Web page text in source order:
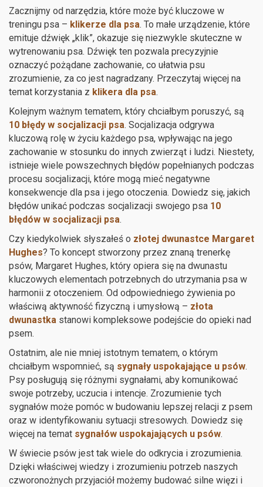
Zacznijmy od narzędzia, które może być kluczowe w
treningu psa – klikerze dla psa. To małe urządzenie, które
emituje dźwięk „klik”, okazuje się niezwykle skuteczne w
wytrenowaniu psa. Dźwięk ten pozwala precyzyjnie
oznaczyć pożądane zachowanie, co ułatwia psu
zrozumienie, za co jest nagradzany. Przeczytaj więcej na
temat korzystania z klikera dla psa.
Kolejnym ważnym tematem, który chciałbym poruszyć, są
10 błędy w socjalizacji psa. Socjalizacja odgrywa
kluczową rolę w życiu każdego psa, wpływając na jego
zachowanie w stosunku do innych zwierząt i ludzi. Niestety,
istnieje wiele powszechnych błędów popełnianych podczas
procesu socjalizacji, które mogą mieć negatywne
konsekwencje dla psa i jego otoczenia. Dowiedz się, jakich
błędów unikać podczas socjalizacji swojego psa 10
błędów w socjalizacji psa.
Czy kiedykolwiek słyszałeś o złotej dwunastce Margaret
Hughes? To koncept stworzony przez znaną trenerkę
psów, Margaret Hughes, który opiera się na dwunastu
kluczowych elementach potrzebnych do utrzymania psa w
harmonii z otoczeniem. Od odpowiedniego żywienia po
właściwą aktywność fizyczną i umysłową – złota
dwunastka stanowi kompleksowe podejście do opieki nad
psem.
Ostatnim, ale nie mniej istotnym tematem, o którym
chciałbym wspomnieć, są sygnały uspokajające u psów.
Psy posługują się różnymi sygnałami, aby komunikować
swoje potrzeby, uczucia i intencje. Zrozumienie tych
sygnałów może pomóc w budowaniu lepszej relacji z psem
oraz w identyfikowaniu sytuacji stresowych. Dowiedz się
więcej na temat sygnałów uspokajających u psów.
W świecie psów jest tak wiele do odkrycia i zrozumienia.
Dzięki właściwej wiedzy i zrozumieniu potrzeb naszych
czworonożnych przyjaciół możemy budować silne więzi i